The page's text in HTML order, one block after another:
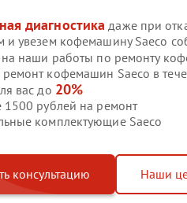
диагностика даже при
и увезем кофемашину Saeco
на наши работы по ремонту
кофемашин Saeco в
вас до 20%
1500 рублей на ремонт
комплектующие Saeco
консультацию Наши